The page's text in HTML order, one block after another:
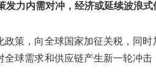
力内需对冲，经济或延续波浪式
策，向全球国家加征关税，同时
球需求和供应链产生新一轮冲击